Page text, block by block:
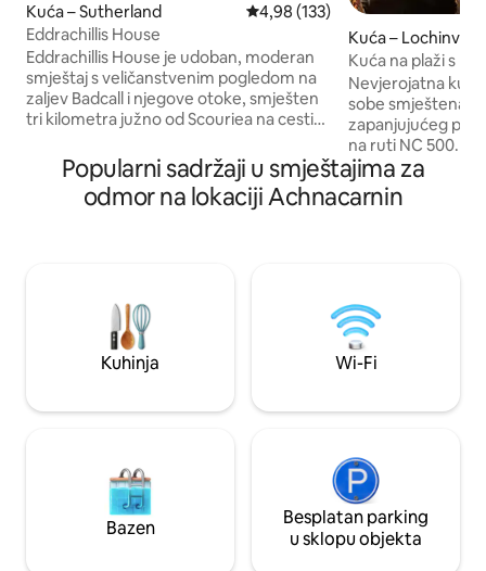
Kuća – Sutherland Prosječna ocjena: 4,98/5,
4,98 (133)
Eddrachillis House
Eddrachillis House je udoban, moderan
smještaj s veličanstvenim pogledom na
zaljev Badcall i njegove otoke, smješten
tri kilometra južno od Scouriea na cesti
zemljišta, uključujući obalu. Prostrani
otvoreni dnevni boravak sadrži vrlo
dobro opremljenu kuhinju i blagovaonicu
pruža predivan pogled. Prekrasne
kupaonice i vrlo udobni veliki kreveti. HI-
Kuća – Lochinver
Kuća na plaži s
Clachtoll
Nevjerojatna kuća
sobe smještena u
zapanjujućeg
na ruti NC 500.
pogledi na Split
Skye, Harris i
blagovaonica
rad/ streaming
Veliki privatni vrt ,
blagovaonica.
Popularni sadržaji u smještajima za
odmor na lokaciji Achnacarnin
Kuhinja Wi-Fi
Bazen
Besplatan parking
u sklopu objekta